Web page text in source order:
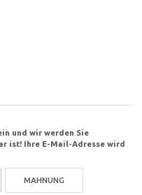
und wir werden Sie
ist! Ihre E-Mail-Adresse wird
MAHNUNG